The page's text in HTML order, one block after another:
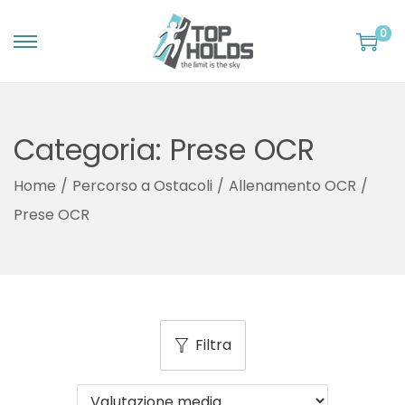
S
t
a
v
S
t
t
e
0
Categoria: Prese OCR
Home / Percorso a Ostacoli / Allenamento OCR /
Prese OCR
Filtra